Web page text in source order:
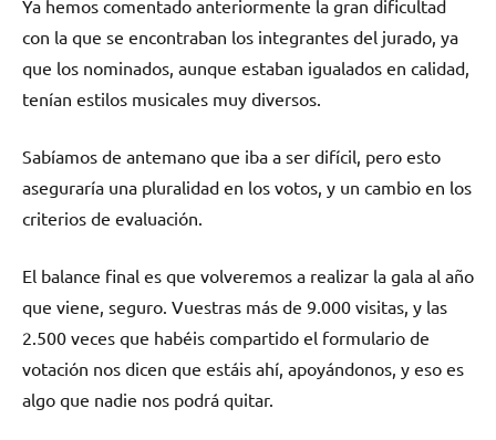
Ya hemos comentado anteriormente la gran dificultad
con la que se encontraban los integrantes del jurado, ya
que los nominados, aunque estaban igualados en calidad,
tenían estilos musicales muy diversos.
Sabíamos de antemano que iba a ser difícil, pero esto
aseguraría una pluralidad en los votos, y un cambio en los
criterios de evaluación.
El balance final es que volveremos a realizar la gala al año
que viene, seguro. Vuestras más de 9.000 visitas, y las
2.500 veces que habéis compartido el formulario de
votación nos dicen que estáis ahí, apoyándonos, y eso es
algo que nadie nos podrá quitar.